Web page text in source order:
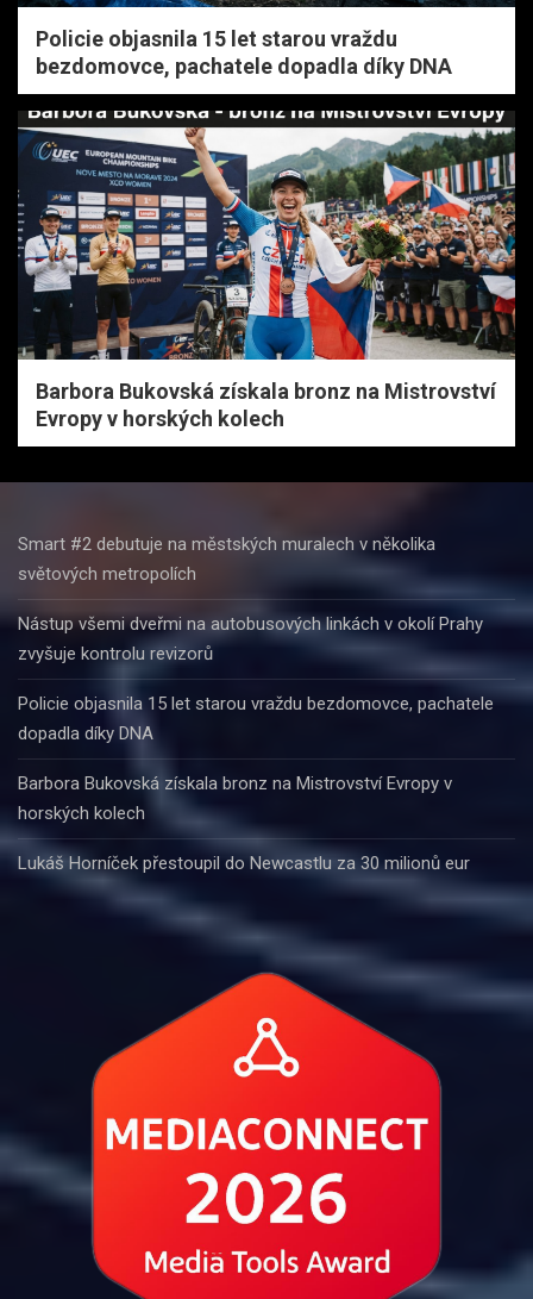
Policie objasnila 15 let starou vraždu
bezdomovce, pachatele dopadla díky DNA
Barbora Bukovská získala bronz na Mistrovství
Evropy v horských kolech
Smart #2 debutuje na městských muralech v několika
světových metropolích
Nástup všemi dveřmi na autobusových linkách v okolí Prahy
zvyšuje kontrolu revizorů
Policie objasnila 15 let starou vraždu bezdomovce, pachatele
dopadla díky DNA
Barbora Bukovská získala bronz na Mistrovství Evropy v
horských kolech
Lukáš Horníček přestoupil do Newcastlu za 30 milionů eur